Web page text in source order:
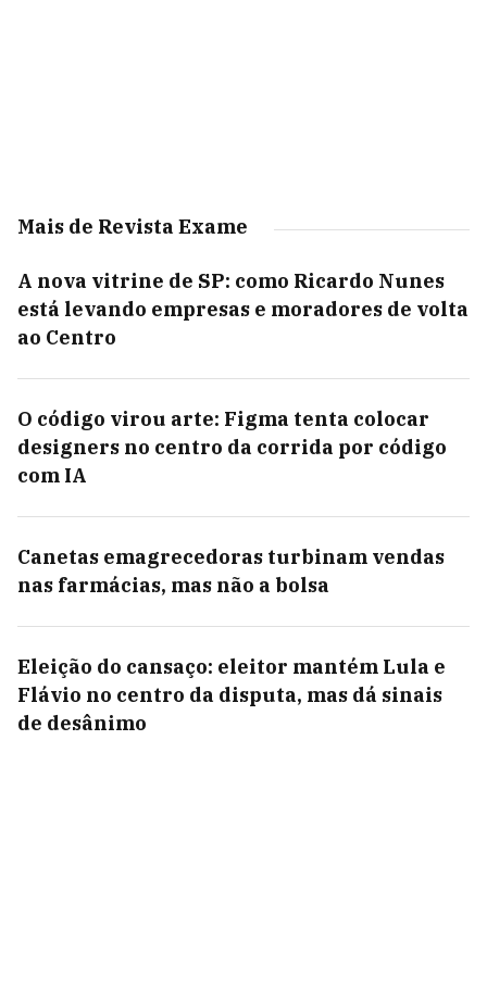
Mais de Revista Exame
A nova vitrine de SP: como Ricardo Nunes
está levando empresas e moradores de volta
ao Centro
O código virou arte: Figma tenta colocar
designers no centro da corrida por código
com IA
Canetas emagrecedoras turbinam vendas
nas farmácias, mas não a bolsa
Eleição do cansaço: eleitor mantém Lula e
Flávio no centro da disputa, mas dá sinais
de desânimo